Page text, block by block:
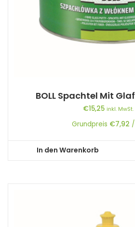
BOLL Spachtel Mit
€15,25 inkl. MwSt.
Grundpreis €7,92 /
In den Warenkorb